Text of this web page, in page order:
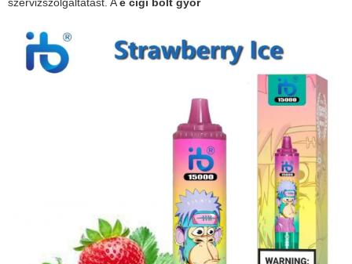
szervizszolgáltatást. Ae cigi bolt győr